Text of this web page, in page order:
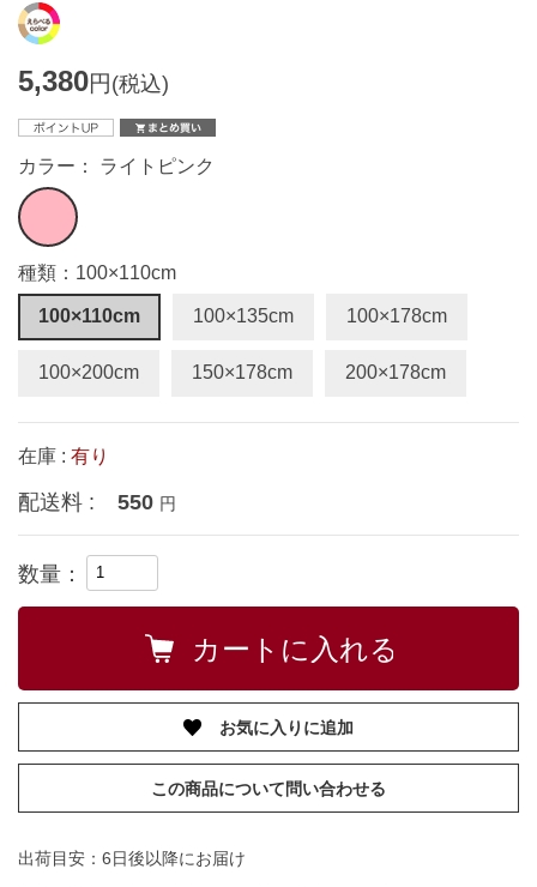
5,380円(税込)
カラー： ライトピンク
種類：100×110cm
100×110cm 100×135cm 100×178cm
100×200cm 150×178cm 200×178cm
在庫 : 有り
配送料 : 550 円
数量：
お気に入りに追加
この商品について問い合わせる
出荷目安：6日後以降にお届け